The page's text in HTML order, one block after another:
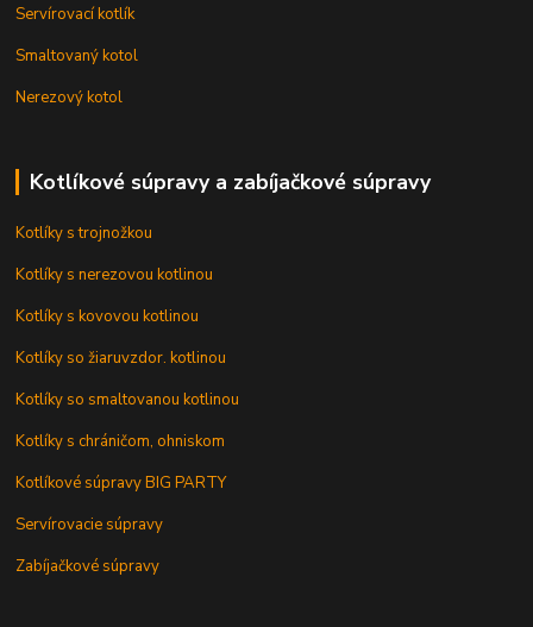
Servírovací kotlík
Smaltovaný kotol
Nerezový kotol
Kotlíkové súpravy a zabíjačkové súpravy
Kotlíky s trojnožkou
Kotlíky s nerezovou kotlinou
Kotlíky s kovovou kotlinou
Kotlíky so žiaruvzdor. kotlinou
Kotlíky so smaltovanou kotlinou
Kotlíky s chráničom, ohniskom
Kotlíkové súpravy BIG PARTY
Servírovacie súpravy
Zabíjačkové súpravy